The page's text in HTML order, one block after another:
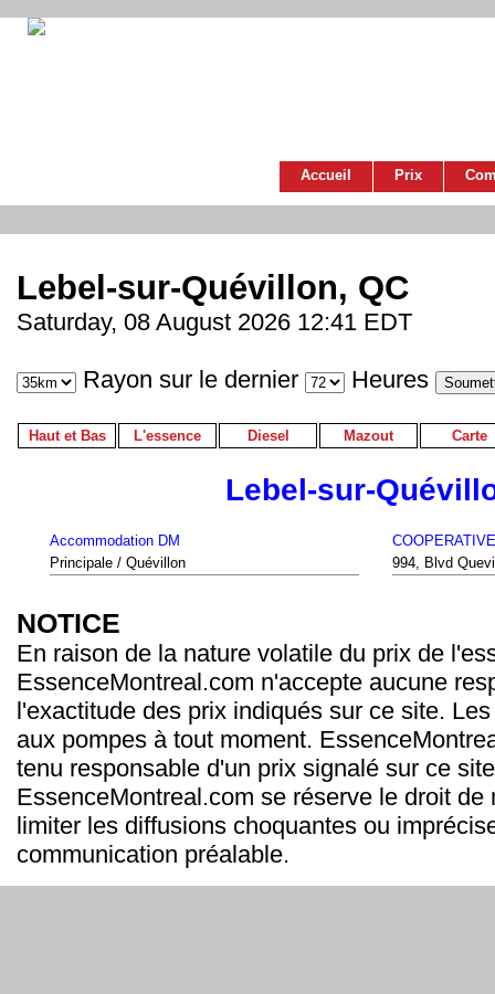
Accueil Prix
Lebel-sur-Quévillon, QC
Saturday, 08 August 2026 12:41 EDT
Rayon sur le dernier Heures
Haut et Bas L'essence Diesel Mazout Carte
Lebel-sur-
Accommodation DM
Principale / Quévillon
994, Blvd
NOTICE
En raison de la nature volatile du prix de
EssenceMontreal.com n'accepte aucune
l'exactitude des prix indiqués sur ce site.
aux pompes à tout moment.
tenu responsable d'un prix signalé sur ce
EssenceMontreal.com se réserve le droit de
limiter les diffusions choquantes ou
communication préalable.